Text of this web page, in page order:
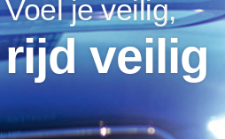
Voel je veilig,
rijd veilig